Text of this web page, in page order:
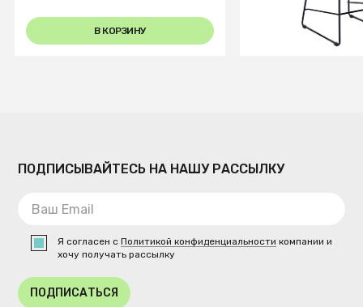
В КОРЗИНУ В
ПОДПИСЫВАЙТЕСЬ НА НАШУ РАССЫЛКУ
Я согласен сПолитикой конфиденциальности компании и
хочу получать рассылку
ПОДПИСАТЬСЯ